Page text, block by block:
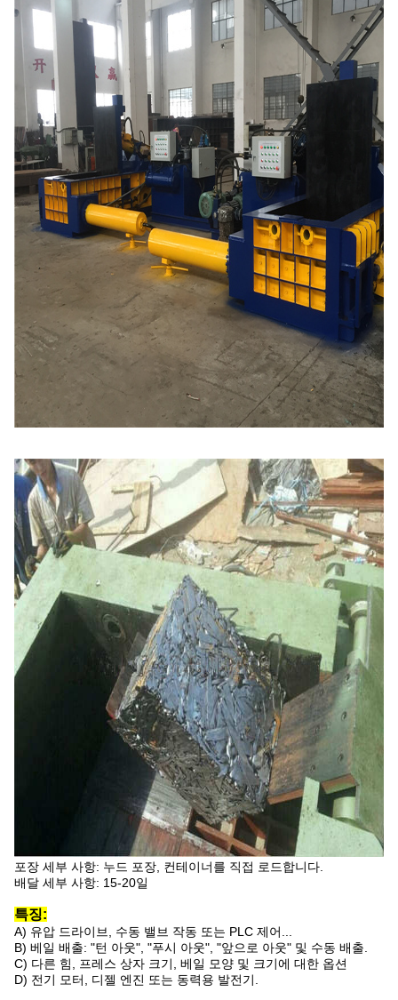
포장 세부 사항: 누드 포장, 컨테이너를 직접 로드합니다.
배달 세부 사항: 15-20일
특징:
A) 유압 드라이브, 수동 밸브 작동 또는 PLC 제어...
B) 베일 배출: "턴 아웃", "푸시 아웃", "앞으로 아웃" 및 수동 배출.
C) 다른 힘, 프레스 상자 크기, 베일 모양 및 크기에 대한 옵션
D) 전기 모터, 디젤 엔진 또는 동력용 발전기.